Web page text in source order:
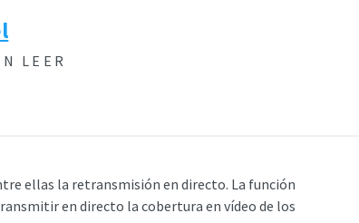
LEER
ellas la retransmisión en directo. La función
en directo la cobertura en vídeo de los